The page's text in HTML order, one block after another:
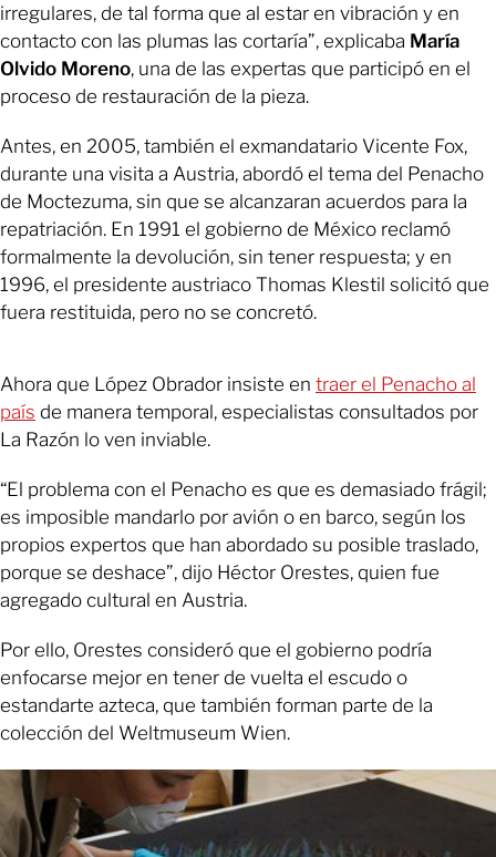
irregulares, de tal forma que al estar en vibración y en
contacto con las plumas las cortaría”, explicaba María
Olvido Moreno, una de las expertas que participó en el
proceso de restauración de la pieza.
Antes, en 2005, también el exmandatario Vicente Fox,
durante una visita a Austria, abordó el tema del Penacho
de Moctezuma, sin que se alcanzaran acuerdos para la
repatriación. En 1991 el gobierno de México reclamó
formalmente la devolución, sin tener respuesta; y en
1996, el presidente austriaco Thomas Klestil solicitó que
fuera restituida, pero no se concretó.
Ahora que López Obrador insiste en traer el Penacho al
país de manera temporal, especialistas consultados por
La Razón lo ven inviable.
“El problema con el Penacho es que es demasiado frágil;
es imposible mandarlo por avión o en barco, según los
propios expertos que han abordado su posible traslado,
porque se deshace”, dijo Héctor Orestes, quien fue
agregado cultural en Austria.
Por ello, Orestes consideró que el gobierno podría
enfocarse mejor en tener de vuelta el escudo o
estandarte azteca, que también forman parte de la
colección del Weltmuseum Wien.